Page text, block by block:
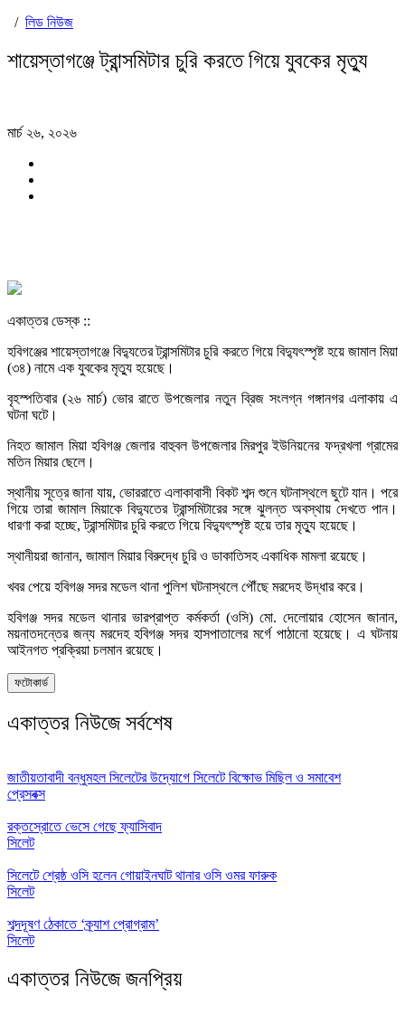
/ লিড নিউজ
শায়েস্তাগঞ্জে ট্রান্সমিটার চুরি করতে গিয়ে যুবকের মৃত্যু
মার্চ ২৬, ২০২৬
একাত্তর ডেস্ক ::
হবিগঞ্জের শায়েস্তাগঞ্জে বিদ্যুতের ট্রান্সমিটার চুরি করতে গিয়ে বিদ্যুৎস্পৃষ্ট হয়ে জামাল মিয়া
(৩৪) নামে এক যুবকের মৃত্যু হয়েছে।
বৃহস্পতিবার (২৬ মার্চ) ভোর রাতে উপজেলার নতুন ব্রিজ সংলগ্ন গঙ্গানগর এলাকায় এ
ঘটনা ঘটে।
নিহত জামাল মিয়া হবিগঞ্জ জেলার বাহুবল উপজেলার মিরপুর ইউনিয়নের ফদ্রখলা গ্রামের
মতিন মিয়ার ছেলে।
স্থানীয় সূত্রে জানা যায়, ভোররাতে এলাকাবাসী বিকট শব্দ শুনে ঘটনাস্থলে ছুটে যান। পরে
গিয়ে তারা জামাল মিয়াকে বিদ্যুতের ট্রান্সমিটারের সঙ্গে ঝুলন্ত অবস্থায় দেখতে পান।
ধারণা করা হচ্ছে, ট্রান্সমিটার চুরি করতে গিয়ে বিদ্যুৎস্পৃষ্ট হয়ে তার মৃত্যু হয়েছে।
স্থানীয়রা জানান, জামাল মিয়ার বিরুদ্ধে চুরি ও ডাকাতিসহ একাধিক মামলা রয়েছে।
খবর পেয়ে হবিগঞ্জ সদর মডেল থানা পুলিশ ঘটনাস্থলে পৌঁছে মরদেহ উদ্ধার করে।
হবিগঞ্জ সদর মডেল থানার ভারপ্রাপ্ত কর্মকর্তা (ওসি) মো. দেলোয়ার হোসেনজানান,
ময়নাতদন্তের জন্য মরদেহ হবিগঞ্জ সদর হাসপাতালের মর্গে পাঠানো হয়েছে। এ ঘটনায়
আইনগত প্রক্রিয়া চলমান রয়েছে।
ফটোকার্ড
একাত্তর নিউজে সর্বশেষ
জাতীয়তাবাদী বন্ধুমহল সিলেটের উদ্যোগে সিলেটে বিক্ষোভ মিছিল ও সমাবেশ
প্রেসবক্স
রক্তস্রোতে ভেসে গেছে ফ্যাসিবাদ
সিলেট
সিলেটে শ্রেষ্ঠ ওসি হলেন গোয়াইনঘাট থানার ওসি ওমর ফারুক
সিলেট
শব্দদূষণ ঠেকাতে ‘ক্র্যাশ প্রোগ্রাম’
সিলেট
একাত্তর নিউজে জনপ্রিয়